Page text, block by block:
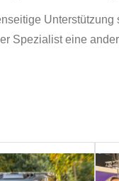
Spezialist eine